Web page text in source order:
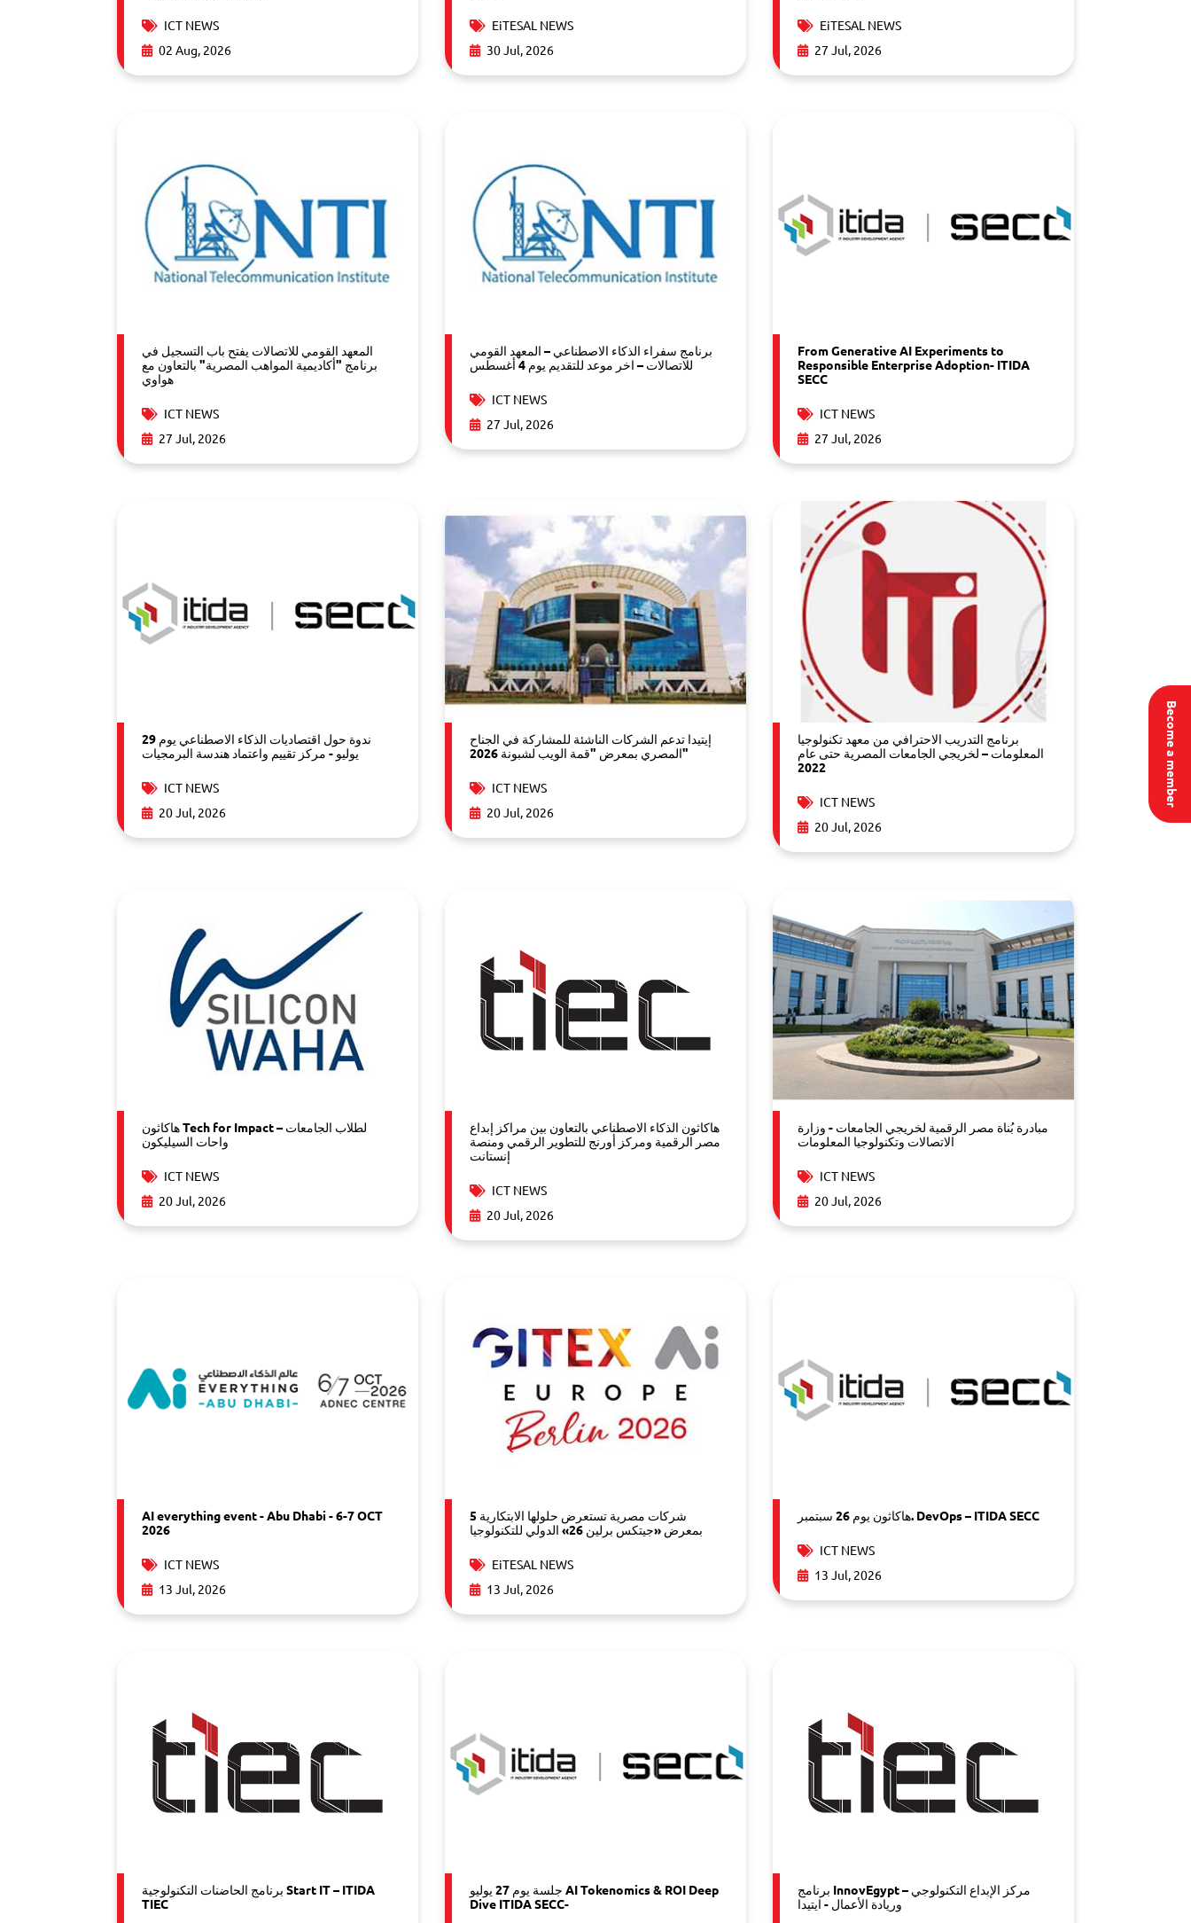
Become a member
ICT NEWS
02 Aug, 2026
EiTESAL NEWS
30 Jul, 2026
EiTESAL NEWS
27 Jul, 2026
المعهد القومي للاتصالات يفتح باب التسجيل في
برنامج "أكاديمية المواهب المصرية" بالتعاون مع
هواوي
ICT NEWS
27 Jul, 2026
برنامج سفراء الذكاء الاصطناعي – المعهد القومي
للاتصالات – اخر موعد للتقديم يوم 4 أغسطس
ICT NEWS
27 Jul, 2026
From Generative AI Experiments to
Responsible Enterprise Adoption- ITIDA
SECC
ICT NEWS
27 Jul, 2026
ندوة حول اقتصاديات الذكاء الاصطناعي يوم 29
يوليو - مركز تقييم واعتماد هندسة البرمجيات
ICT NEWS
20 Jul, 2026
إيتيدا تدعم الشركات الناشئة للمشاركة في الجناح
المصري بمعرض "قمة الويب لشبونة 2026"
ICT NEWS
20 Jul, 2026
برنامج التدريب الاحترافي من معهد تكنولوجيا
المعلومات – لخريجي الجامعات المصرية حتى عام
2022
ICT NEWS
20 Jul, 2026
هاكاثون Tech for Impact لطلاب الجامعات –
واحات السيليكون
ICT NEWS
20 Jul, 2026
هاكاثون الذكاء الاصطناعي بالتعاون بين مراكز إبداع
مصر الرقمية ومركز أورنج للتطوير الرقمي ومنصة
إنستانت
ICT NEWS
20 Jul, 2026
مبادرة بُناة مصر الرقمية لخريجي الجامعات - وزارة
الاتصالات وتكنولوجيا المعلومات
ICT NEWS
20 Jul, 2026
AI everything event - Abu Dhabi - 6-7 OCT
2026
ICT NEWS
13 Jul, 2026
5 شركات مصرية تستعرض حلولها الابتكارية
بمعرض «جيتكس برلين 26» الدولي للتكنولوجيا
EiTESAL NEWS
13 Jul, 2026
هاكاثون يوم 26 سبتمبر. DevOps – ITIDA SECC
ICT NEWS
13 Jul, 2026
برنامج الحاضنات التكنولوجية Start IT – ITIDA
TIEC
جلسة يوم 27 يوليو AI Tokenomics & ROI Deep
Dive ITIDA SECC-
برنامج InnovEgypt – مركز الإبداع التكنولوجي
وريادة الأعمال - ايتيدا